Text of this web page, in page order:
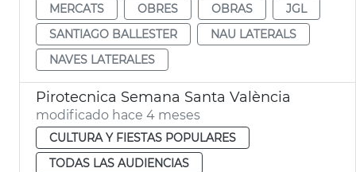
MERCATS
OBRES OBRAS
JGL
SANTIAGO BALLESTER
NAU LATERALS
NAVES LATERALES
Pirotecnica Semana Santa València
modificado hace 4 meses
CULTURA Y FIESTAS POPULARES
TODAS LAS AUDIENCIAS